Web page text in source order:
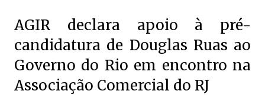
AGIR declara apoio à pré-
candidatura de Douglas Ruas ao
Governo do Rio em encontro na
Associação Comercial do RJ